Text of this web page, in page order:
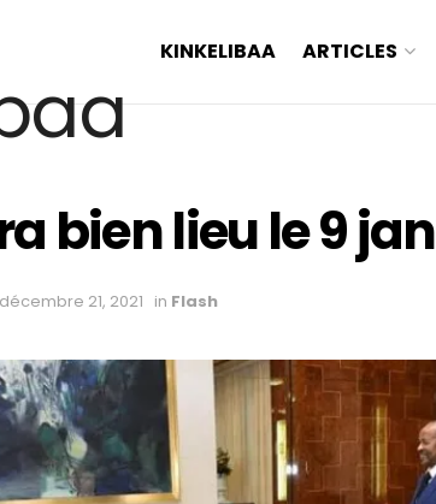
KINKELIBAA ARTICLES
bien lieu le 9
décembre 21, 2021 in Flash